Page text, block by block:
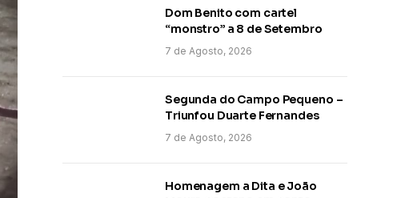
Dom Benito com cartel
“monstro” a 8 de Setembro
7 de Agosto, 2026
Segunda do Campo Pequeno –
Triunfou Duarte Fernandes
7 de Agosto, 2026
Homenagem a Dita e João